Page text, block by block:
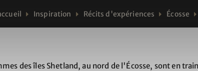
Inspiration Récits d'expériences Écosse
des îles Shetland, au nord de l'Écosse, sont en